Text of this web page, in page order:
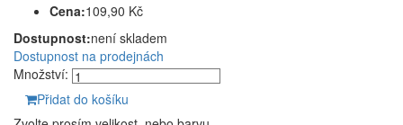
Cena:109,90 Kč
Dostupnost:není skladem
Dostupnost na prodejnách
Množství:
Přidat do košíku